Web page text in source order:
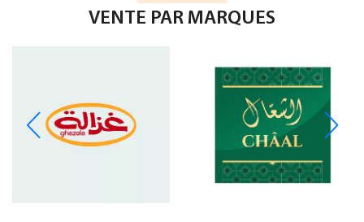
VENTE PAR MARQUES